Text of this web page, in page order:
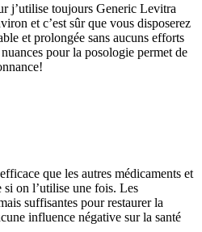
j’utilise toujours Generic Levitra
et c’est sûr que vous disposerez
et prolongée sans aucuns efforts
pour la posologie permet de
que les autres médicaments et
si on l’utilise une fois. Les
suffisantes pour restaurer la
influence négative sur la santé